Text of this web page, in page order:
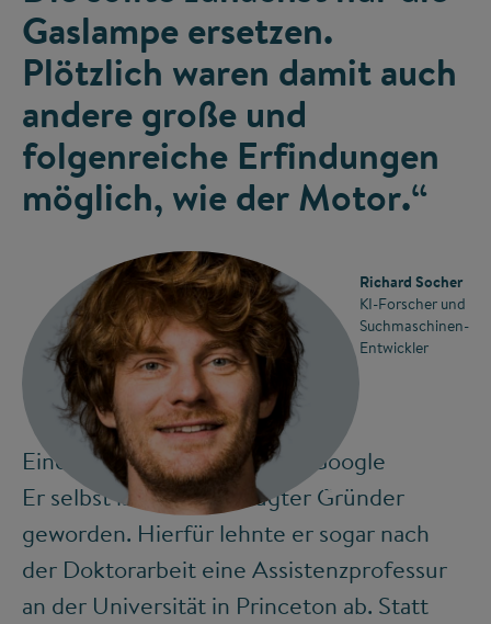
Gaslampe ersetzen.
Plötzlich waren damit auch
andere große und
folgenreiche Erfindungen
möglich, wie der Motor.“
©
Richard Socher
KI-Forscher und
Suchmaschinen-
Entwickler
Eine bessere Alternative zu Google
Er selbst ist ein überzeugter Gründer
geworden. Hierfür lehnte er sogar nach
der Doktorarbeit eine Assistenzprofessur
an der Universität in Princeton ab. Statt